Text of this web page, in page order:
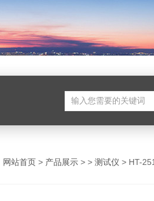
网站首页 > 产品展示 > > 测试仪 > HT-